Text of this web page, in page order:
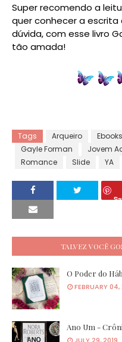
Super recomendo a
quer conhecer a
dúvida, com esse livro
tão amada!
Tags Arqueiro Ebooks
Gayle Forman
Jovem
Romance
Slide YA
TALVEZ VOCÊ
O Poder do
FEBRUARY
Ano Um -